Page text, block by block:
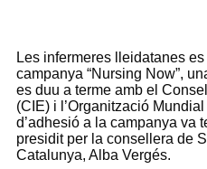
Les infermeres lleidatanes
campanya “Nursing Now”,
es duu a terme amb el
(CIE) i l’Organització
d’adhesió a la campanya va
presidit per la consellera de
Catalunya, Alba Vergés.